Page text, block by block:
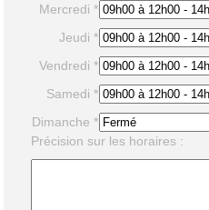
Mercredi *
Jeudi *
Vendredi *
Samedi *
Dimanche *
Précision sur les horaires :